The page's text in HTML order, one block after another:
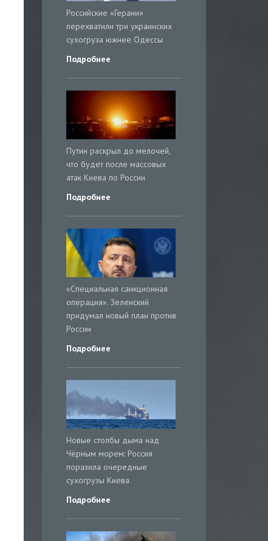
Российские «Герани»
перехватили три украинских
сухогруза южнее Одессы
Подробнее
Путин раскрыл до мелочей,
что будет после массовых
атак Киева по России
Подробнее
«Специальная санкционная
операция». Зеленский
придумал новый план против
России
Подробнее
Новые столбы дыма над
Чёрным морем: Россия
поразила очередные
сухогрузы Киева
Подробнее